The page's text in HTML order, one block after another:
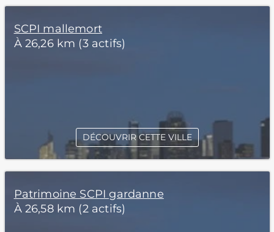
SCPI mallemort
À 26,26 km (3 actifs)
DÉCOUVRIR CETTE VILLE
Patrimoine SCPI gardanne
À 26,58 km (2 actifs)